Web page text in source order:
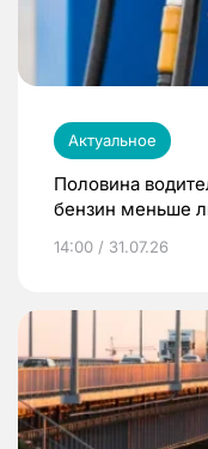
Актуальное
Половина
бензин меньше
14:00 / 31.07.26